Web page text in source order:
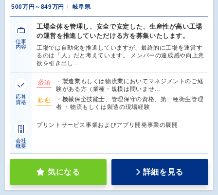
500万円～849万円 岐阜県
仕事
内容
工場全体を管理し、安全で安定した、生産性が高い工場
の運営を推進していただける方を募集いたします。
工場では自動化を推進していますが、最終的に工場を運営す
るのは「人」だと考えています。 メンバーの達成感や向上意
欲を引き出し…
応募
資格
必須
・製造業もしくは物流業においてマネジメントのご経
験がある方（業種・規模は問いませ…
歓迎
・機械保全技能士、管理保守の資格、第一種衛生管理
者 ・物流もしくは製造の現場経験
会社
概要
プリントサービス事業およびアプリ開発事業の展開
気になる 詳細を見る